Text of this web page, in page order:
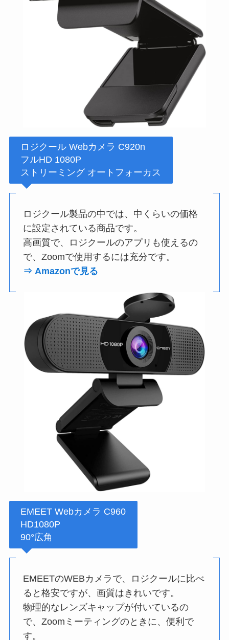
ロジクール Webカメラ C920n
フルHD 1080P
ストリーミング オートフォーカス
ロジクール製品の中では、中くらいの価格
に設定されている商品です。
高画質で、ロジクールのアプリも使えるの
で、Zoomで使用するには充分です。
⇒ Amazonで見る
EMEET Webカメラ C960
HD1080P
90°広角
EMEETのWEBカメラで、ロジクールに比べ
ると格安ですが、画質はきれいです。
物理的なレンズキャップが付いているの
で、Zoomミーティングのときに、便利で
す。